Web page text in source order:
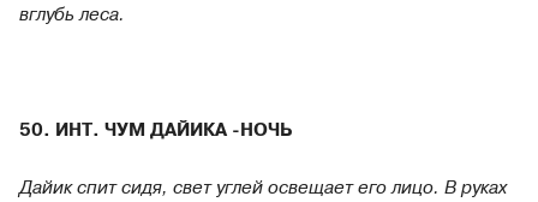
вглубь леса.
50. ИНТ. ЧУМ ДАЙИКА -НОЧЬ
Дайик спит сидя, свет углей освещает его лицо. В руках